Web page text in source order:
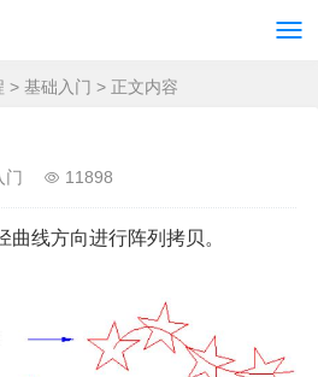
> 基础入门 > 正文内容
门 11898
曲线方向进行阵列拷贝。